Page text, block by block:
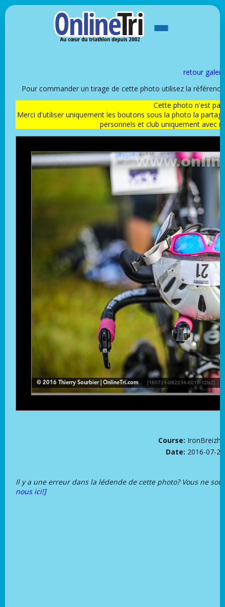
retour
Pour commander un tirage de cette photo utilisez la
Cette photo n'est
Merci d'utiliser uniquement les boutons sous la photo la
personnels et club uniquement avec
Course: IronBreizh
Date: 2016-07-24
Il y a une erreur dans la lédende de cette photo? Vous ne
nous ici!]